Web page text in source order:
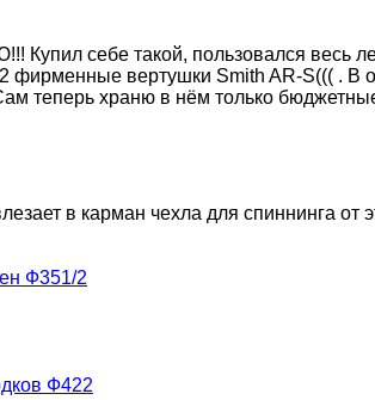
себе такой, пользовался весь
фирменные вертушки Smith AR-S((( . В
теперь храню в нëм только
в карман чехла для спиннинга
Ф351/2
Ф422